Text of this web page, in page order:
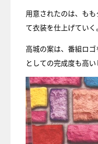
用意されたのは、も
て衣装を仕上げていく
高城の案は、番組ロ
としての完成度も高